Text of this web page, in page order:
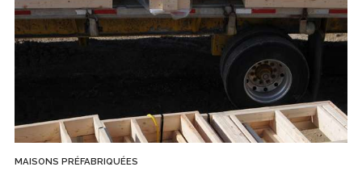
MAISONS PRÉFABRIQUÉES